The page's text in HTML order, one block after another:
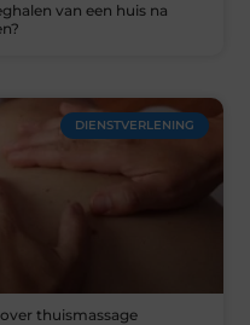
van een huis na
DIENSTVERLENING
thuismassage